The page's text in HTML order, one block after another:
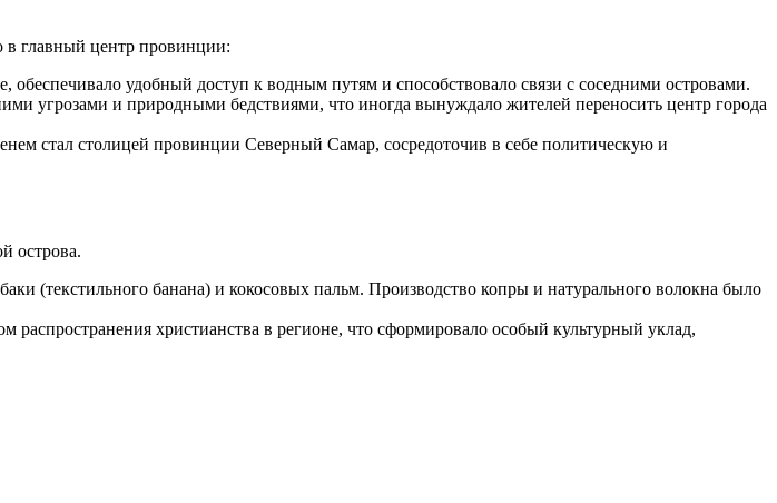
в главный центр провинции:
удобный доступ к водным путям и способствовало связи с соседними островами.
угрозами и природными бедствиями, что иногда вынуждало жителей переносить центр города
стал столицей провинции Северный Самар, сосредоточив в себе политическую и
острова.
(текстильного банана) и кокосовых пальм. Производство копры и натурального волокна было
распространения христианства в регионе, что сформировало особый культурный уклад,